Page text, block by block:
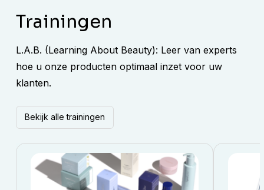
Trainingen
L.A.B. (Learning About Beauty): Leer van experts
hoe u onze producten optimaal inzet voor uw
klanten.
Bekijk alle trainingen